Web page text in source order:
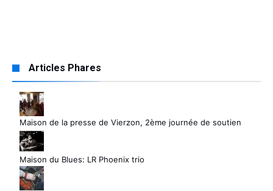
Articles Phares
Maison de la presse de Vierzon, 2ème journée de soutien
Maison du Blues: LR Phoenix trio